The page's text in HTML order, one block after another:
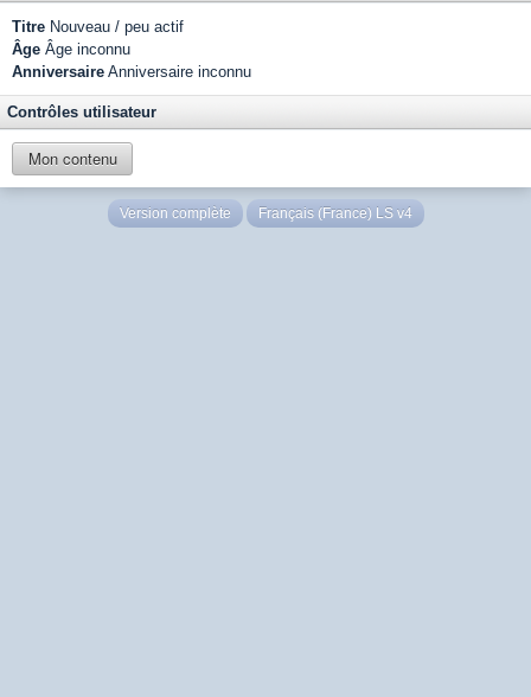
Titre Nouveau / peu actif
Âge Âge inconnu
Anniversaire Anniversaire inconnu
Contrôles utilisateur
Mon contenu
Version complète Français (France) LS v4